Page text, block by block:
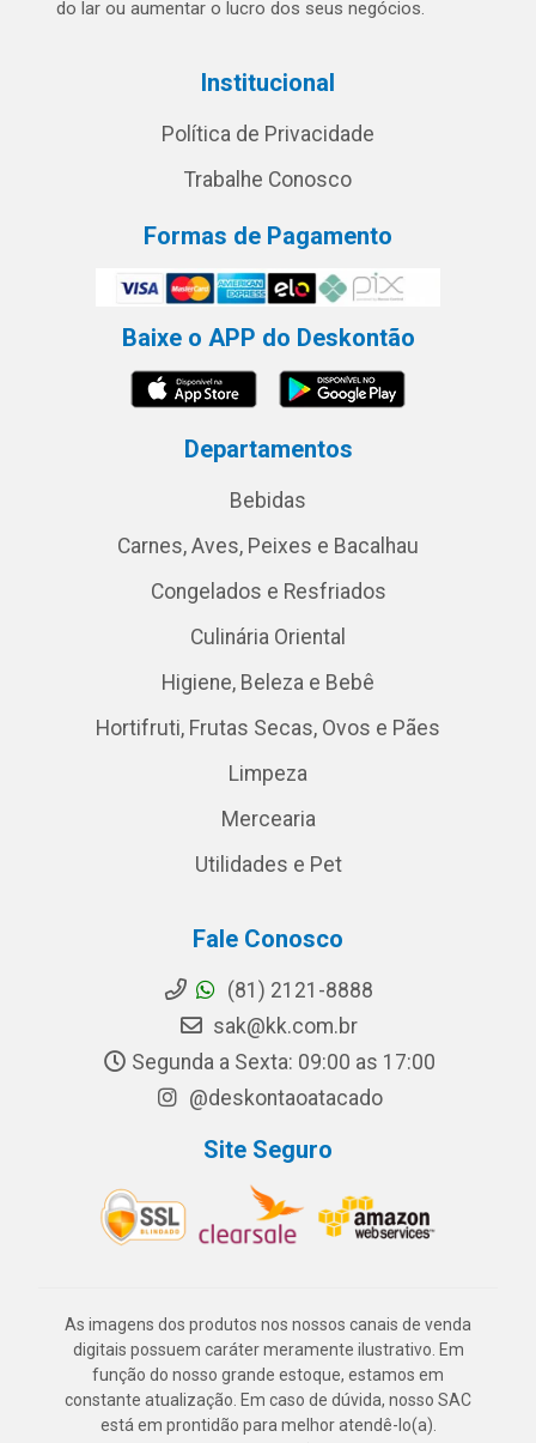
do lar ou aumentar o lucro dos seus negócios.
Institucional
Política de Privacidade
Trabalhe Conosco
Formas de Pagamento
Baixe o APP do Deskontão
Departamentos
Bebidas
Carnes, Aves, Peixes e Bacalhau
Congelados e Resfriados
Culinária Oriental
Higiene, Beleza e Bebê
Hortifruti, Frutas Secas, Ovos e Pães
Limpeza
Mercearia
Utilidades e Pet
Fale Conosco
(81) 2121-8888
sak@kk.com.br
Segunda a Sexta: 09:00 as 17:00
@deskontaoatacado
Site Seguro
As imagens dos produtos nos nossos canais de venda
digitais possuem caráter meramente ilustrativo. Em
função do nosso grande estoque, estamos em
constante atualização. Em caso de dúvida, nosso SAC
está em prontidão para melhor atendê-lo(a).